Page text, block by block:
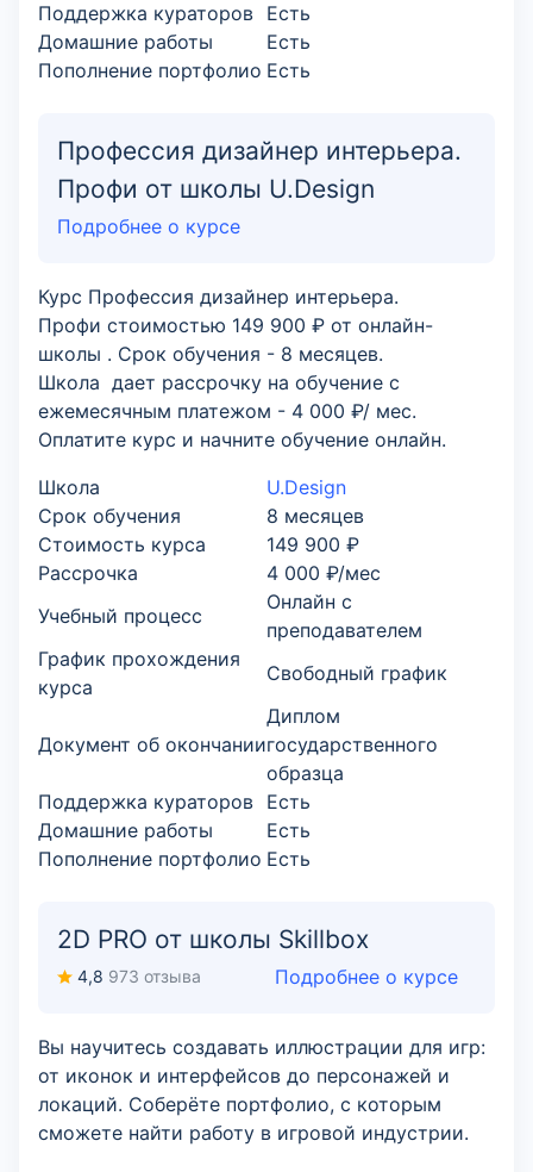
Поддержка кураторов Есть
Домашние работы
Есть
Пополнение портфолио Есть
Профессия дизайнер интерьера.
Профи от школы U.Design
Подробнее о курсе
Курс Профессия дизайнер интерьера.
Профи стоимостью 149 900 ₽ от онлайн-
школы . Срок обучения - 8 месяцев.
Школа дает рассрочку на обучение с
ежемесячным платежом - 4 000 ₽/ мес.
Оплатите курс и начните обучение онлайн.
Школа
U.Design
Срок обучения
8 месяцев
Стоимость курса
149 900 ₽
Рассрочка
4 000 ₽/мес
Учебный процесс
Онлайн с
преподавателем
График прохождения
курса
Свободный график
Документ об окончании
Диплом
государственного
образца
Поддержка кураторов Есть
Домашние работы
Есть
Пополнение портфолио Есть
2D PRO от школы Skillbox
4,8 973 отзыва Подробнее о курсе
Вы научитесь создавать иллюстрации для игр:
от иконок и интерфейсов до персонажей и
локаций. Соберёте портфолио, с которым
сможете найти работу в игровой индустрии.